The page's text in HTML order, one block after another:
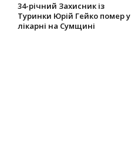
34-річний Захисник із
Туринки Юрій Гейко помер у
лікарні на Сумщині